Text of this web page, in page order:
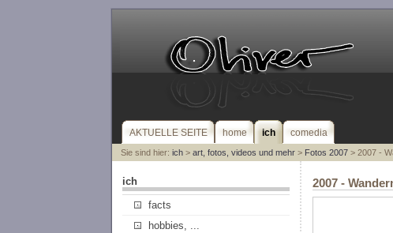
AKTUELLE SEITE home ich comedia
Sie sind hier: ich> art, fotos, videos und mehr> Fotos 2007> 2007 -
ich
facts
hobbies, ...
2007 -